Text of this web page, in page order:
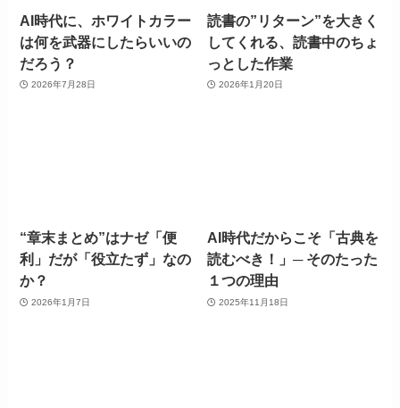
AI時代に、ホワイトカラー
は何を武器にしたらいいの
だろう？
2026年7月28日
読書の”リターン”を大きく
してくれる、読書中のちょ
っとした作業
2026年1月20日
“章末まとめ”はナゼ「便
利」だが「役立たず」なの
か？
2026年1月7日
AI時代だからこそ「古典を
読むべき！」─ そのたった
１つの理由
2025年11月18日